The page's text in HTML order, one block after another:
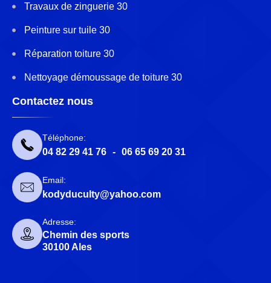
Travaux de zinguerie 30
Peinture sur tuile 30
Réparation toiture 30
Nettoyage démoussage de toiture 30
Contactez nous
Téléphone:
04 82 29 41 76 - 06 65 69 20 31
Email:
kodyduculty@yahoo.com
Adresse:
Chemin des sports
30100 Ales